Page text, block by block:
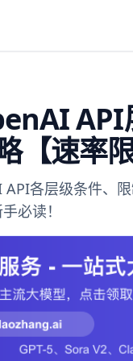
API
【速率
各层级条件、
必读！